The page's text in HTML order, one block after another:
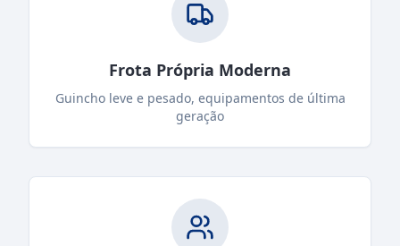
Frota Própria Moderna
Guincho leve e pesado, equipamentos de última
geração